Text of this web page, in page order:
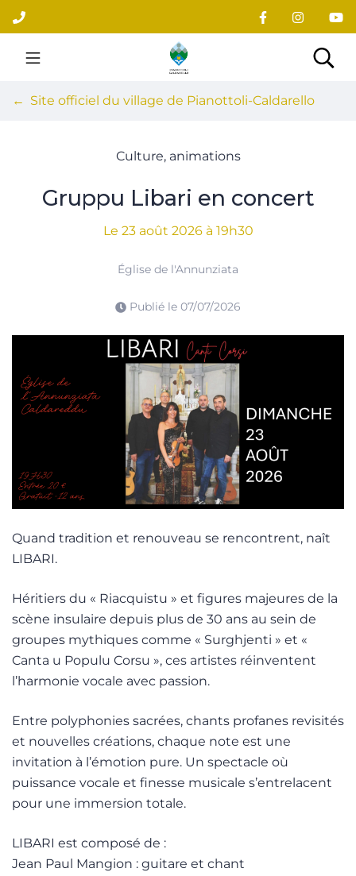
Aller
au
contenu
Site officiel du village
Site officiel du village de Pianottoli-Caldarello
Culture, animations
Gruppu Libari en concert
Le 23 août 2026 à 19h30
Église de l'Annunziata
Publié le 07/07/2026
Quand tradition et renouveau se rencontrent, naît
LIBARI.
Héritiers du « Riacquistu » et figures majeures de la
scène insulaire depuis plus de 30 ans au sein de
groupes mythiques comme « Surghjenti » et «
Canta u Populu Corsu », ces artistes réinventent
l’harmonie vocale avec passion.
Entre polyphonies sacrées, chants profanes revisités
et nouvelles créations, chaque note est une
invitation à l’émotion pure. Un spectacle où
puissance vocale et finesse musicale s’entrelacent
pour une immersion totale.
LIBARI est composé de :
Jean Paul Mangion : guitare et chant